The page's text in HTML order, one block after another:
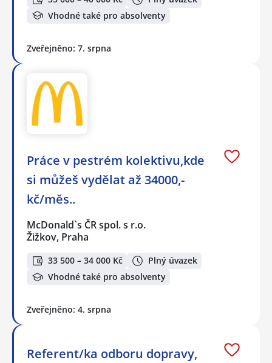
Vhodné také pro absolventy
Zveřejněno: 7. srpna
Práce v pestrém kolektivu,kde
si můžeš vydělat až 34000,-
kč/měs..
McDonald`s ČR spol. s r.o.
Žižkov, Praha
33 500 – 34 000 Kč
Plný úvazek
Vhodné také pro absolventy
Zveřejněno: 4. srpna
Referent/ka odboru dopravy,